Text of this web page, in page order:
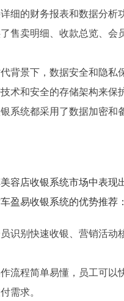
细的财务报表和数据分析
售卖明细、收款总览、
背景下，数据安全和隐私
术和安全的存储架构来
系统都采用了数据加密和
容店收银系统市场中表
盈易收银系统的优势推荐：
识别快速收银、营销活动
流程简单易懂，员工可以
需求。